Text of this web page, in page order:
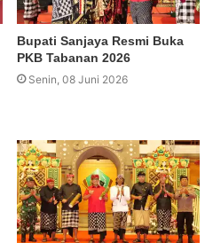
Bupati Sanjaya Resmi Buka
PKB Tabanan 2026
Senin, 08 Juni 2026